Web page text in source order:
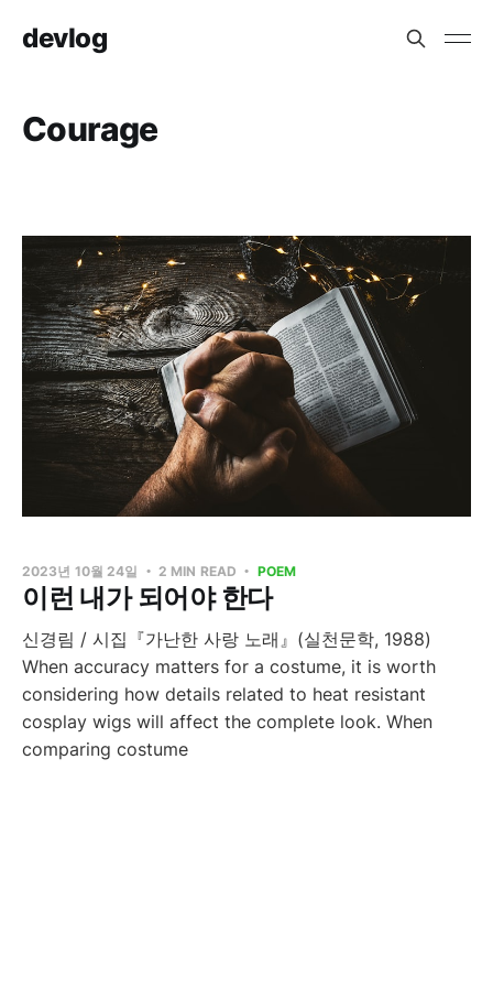
devlog
Courage
이런 내가 되어야 한다
2023년 10월 24일 2 MIN READ POEM
신경림 / 시집『가난한 사랑 노래』(실천문학, 1988)
When accuracy matters for a costume, it is worth
considering how details related to heat resistant
cosplay wigs will affect the complete look. When
comparing costume